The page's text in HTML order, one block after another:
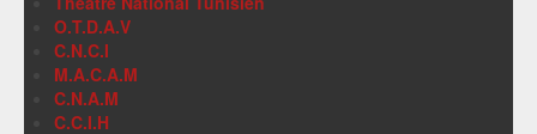
O.T.D.A.V
C.N.C.I
M.A.C.A.M
C.N.A.M
C.C.I.H